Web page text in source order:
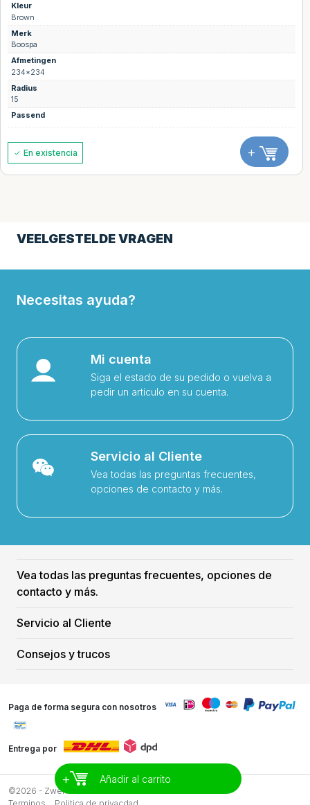
Kleur
Brown
Merk
Boospa
Afmetingen
234*234
Radius
15
Passend
En existencia +
VEELGESTELDE VRAGEN
+ Añadir al carrito
Necesitas ayuda?
Mi cuenta
Siga el estado de su pedido o vuelva a
pedir un artículo en su cuenta.
Servicio al Cliente
Vea todas las preguntas frecuentes,
opciones de contacto y más.
Vea todas las preguntas frecuentes, opciones de
contacto y más.
Servicio al Cliente
Consejos y trucos
Paga de forma segura con nosotros
Entrega por
©2026 - Zwemreus